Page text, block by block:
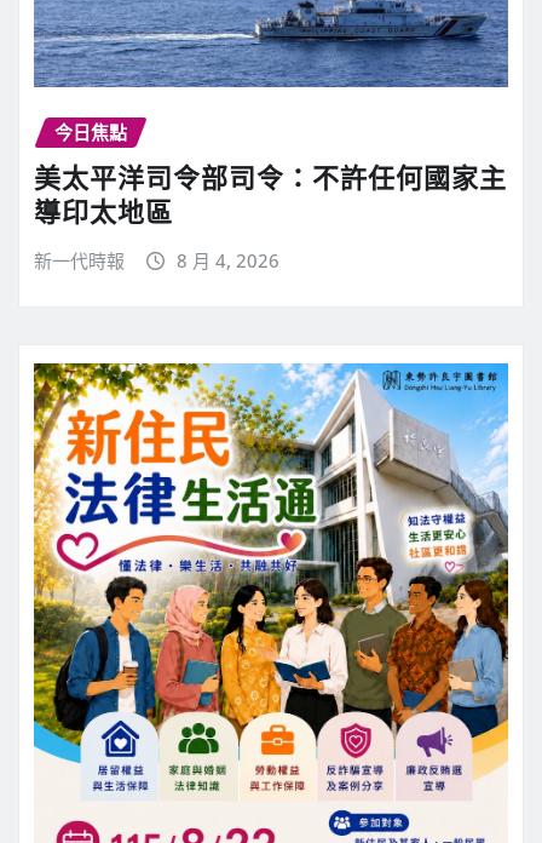
今日焦點
美太平洋司令部司令：不許任何國家主
導印太地區
新一代時報 8 月 4, 2026